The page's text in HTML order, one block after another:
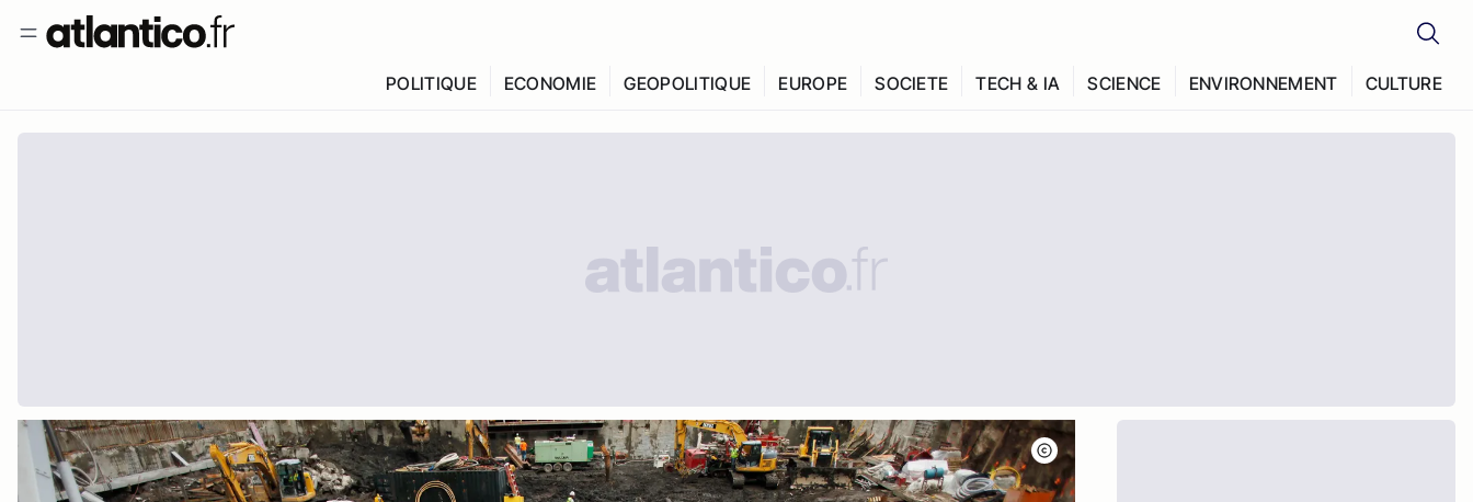
POLITIQUE ECONOMIE GEOPOLITIQUE EUROPE SOCIETE TECH & IA SCIENCE ENVIRONNEMENT CULTURE